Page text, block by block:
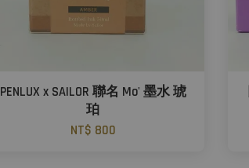
PENLUX x SAILOR 聯名 Mo' 墨水 琥
珀
NT$ 800